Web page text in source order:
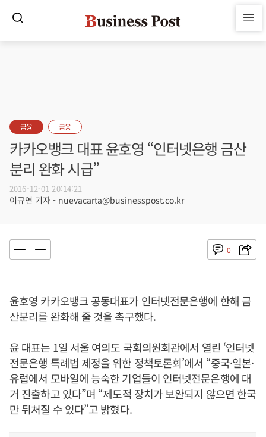
금융 금융
카카오뱅크 대표 윤호영 “인터넷은행 금산
분리 완화 시급”
2016-12-01 20:14:21
이규연 기자 - nuevacarta@businesspost.co.kr
0
윤호영 카카오뱅크 공동대표가 인터넷전문은행에 한해 금
산분리를 완화해 줄 것을 촉구했다.
윤 대표는 1일 서울 여의도 국회의원회관에서 열린 ‘인터넷
전문은행 특례법 제정을 위한 정책토론회’에서 “중국·일본·
유럽에서 모바일에 능숙한 기업들이 인터넷전문은행에 대
거 진출하고 있다”며 “제도적 장치가 보완되지 않으면 한국
만 뒤처질 수 있다”고 밝혔다.